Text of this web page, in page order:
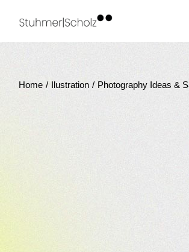
Home Ilustration Photography Ideas &